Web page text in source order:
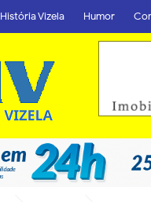
História Vizela Humor